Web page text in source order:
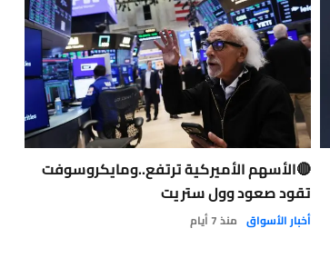
🔴الأسهم الأميركية ترتفع..ومايكروسوفت
تقود صعود وول ستريت
أخبار الأسواق منذ 7 أيام